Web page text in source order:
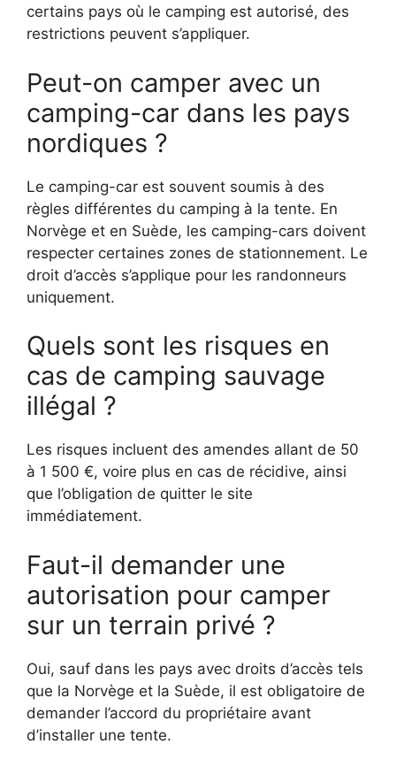
certains pays où le camping est autorisé, des
restrictions peuvent s’appliquer.
Peut-on camper avec un
camping-car dans les pays
nordiques ?
Le camping-car est souvent soumis à des
règles différentes du camping à la tente. En
Norvège et en Suède, les camping-cars doivent
respecter certaines zones de stationnement. Le
droit d’accès s’applique pour les randonneurs
uniquement.
Quels sont les risques en
cas de camping sauvage
illégal ?
Les risques incluent des amendes allant de 50
à 1 500 €, voire plus en cas de récidive, ainsi
que l’obligation de quitter le site
immédiatement.
Faut-il demander une
autorisation pour camper
sur un terrain privé ?
Oui, sauf dans les pays avec droits d’accès tels
que la Norvège et la Suède, il est obligatoire de
demander l’accord du propriétaire avant
d’installer une tente.